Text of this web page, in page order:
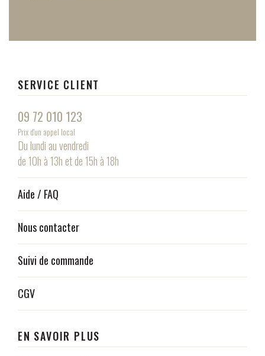
SERVICE CLIENT
09 72 010 123
Prix d'un appel local
Du lundi au vendredi
de 10h à 13h et de 15h à 18h
Aide / FAQ
Nous contacter
Suivi de commande
CGV
EN SAVOIR PLUS